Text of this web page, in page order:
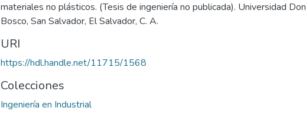
materiales no plásticos. (Tesis de ingeniería no publicada). Universidad Don
Bosco, San Salvador, El Salvador, C. A.
URI
https://hdl.handle.net/11715/1568
Colecciones
Ingeniería en Industrial